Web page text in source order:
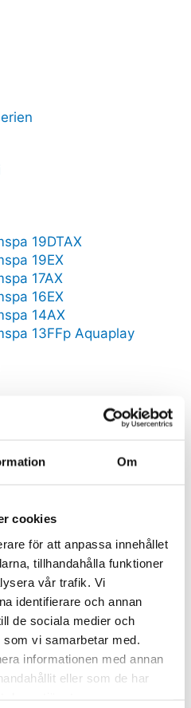
Om
cookies
för att anpassa innehållet
tillhandahålla funktioner
vår trafik. Vi
identifierare och annan
de sociala medier och
vi samarbetar med.
informationen med annan
eller som de har
19DTAX
19EX
17AX
16EX
14AX
13FFp Aquaplay
spafilter
Reservdelar